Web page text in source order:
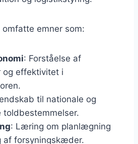
emner som:
: Forståelse af
og effektivitet i
til nationale og
toldbestemmelser.
: Læring om planlægning
af forsyningskæder.